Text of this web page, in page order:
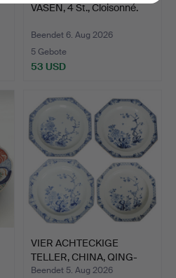
VASEN, 4 St., Cloisonné.
Beendet 6. Aug 2026
5 Gebote
53 USD
VIER ACHTECKIGE
TELLER, CHINA, QING-
DYNAST…
Beendet 5. Aug 2026